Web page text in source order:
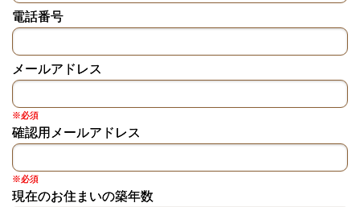
電話番号
メールアドレス
※必須
確認用メールアドレス
※必須
現在のお住まいの築年数